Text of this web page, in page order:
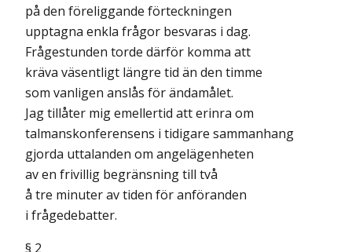
på den föreliggande förteckningen
upptagna enkla frågor besvaras i dag.
Frågestunden torde därför komma att
kräva väsentligt längre tid än den timme
som vanligen anslås för ändamålet.
Jag tillåter mig emellertid att erinra om
talmanskonferensens i tidigare sammanhang
gjorda uttalanden om angelägenheten
av en frivillig begränsning till två
å tre minuter av tiden för anföranden
i frågedebatter.
§ 2